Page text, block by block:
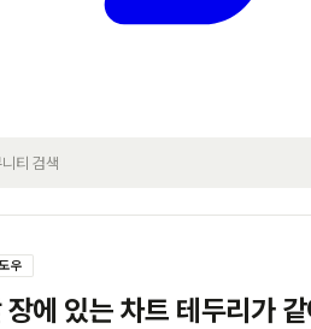
우
에 있는 차트 테두리가